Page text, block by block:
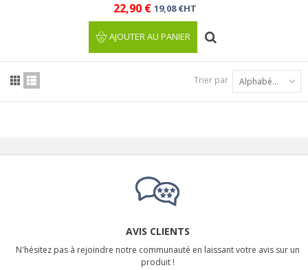
22,90 € 19,08 €HT
AJOUTER AU PANIER
Trier par Alphabétique : A à Z
AVIS CLIENTS
N'hésitez pas à rejoindre notre communauté en laissant votre avis sur un
produit !